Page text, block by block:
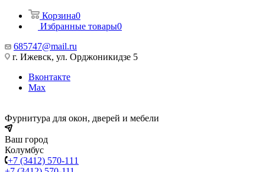
Корзина0
Избранные товары0
685747@mail.ru
г. Ижевск, ул. Орджоникидзе 5
Вконтакте
Max
Фурнитура для окон, дверей и мебели
Ваш город
Колумбус
+7 (3412) 570-111